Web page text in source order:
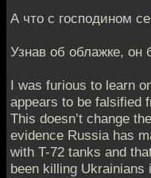
А что с господином
Узнав об облажке, он
I was furious to learn
appears to be falsified
This doesn’t change
evidence Russia has
with T-72 tanks and
been killing Ukrainians